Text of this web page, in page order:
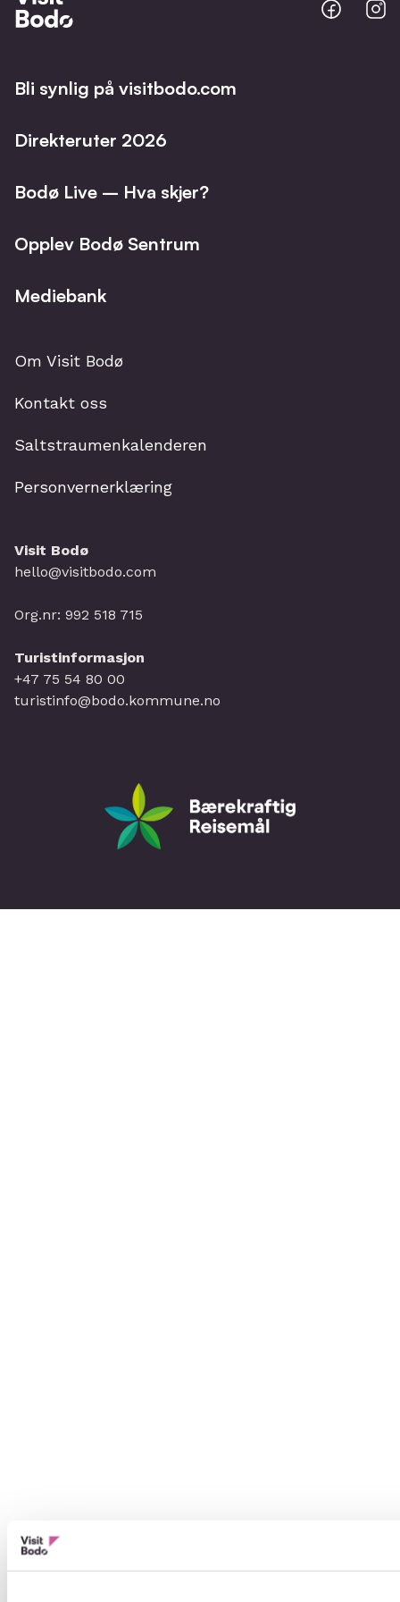
Bodo
@
Bli synlig på visitbodo.com
Direkteruter 2026
Bodø Live – Hva skjer?
Opplev Bodø Sentrum
Mediebank
Om Visit Bodø
Kontakt oss
Saltstraumenkalenderen
Personvernerklæring
Visit Bodø
hello@visitbodo.com
Org.nr: 992 518 715
Turistinformasjon
+47 75 54 80 00
turistinfo@bodo.kommune.no